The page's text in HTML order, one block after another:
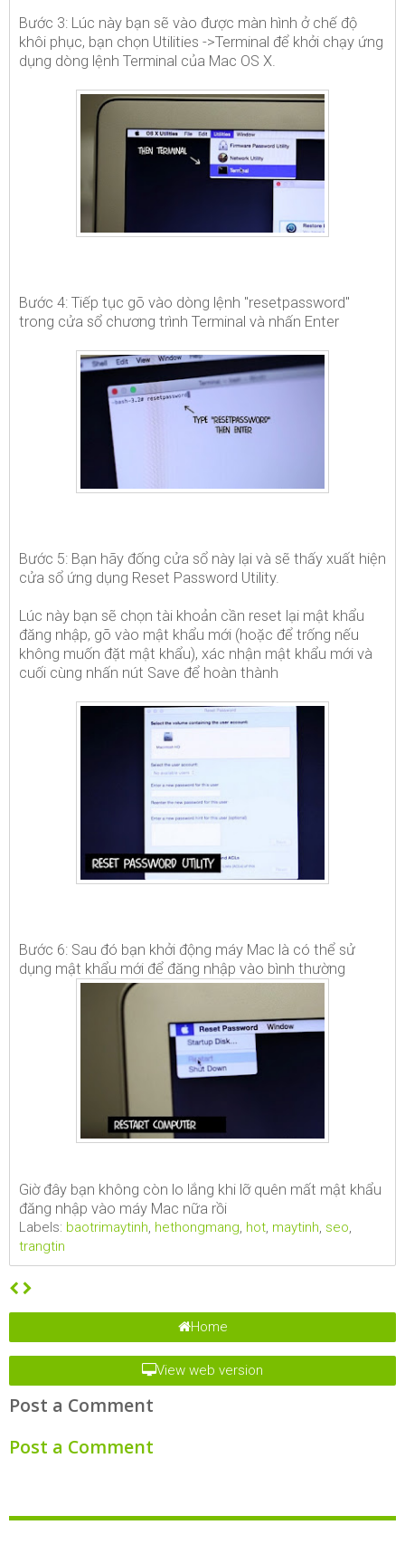
Bước 3: Lúc này bạn sẽ vào được màn hình ở chế độ
khôi phục, bạn chọn Utilities ->Terminal để khởi chạy ứng
dụng dòng lệnh Terminal của Mac OS X.
Bước 4: Tiếp tục gõ vào dòng lệnh "resetpassword"
trong cửa sổ chương trình Terminal và nhấn Enter
Bước 5: Bạn hãy đống cửa sổ này lại và sẽ thấy xuất hiện
cửa sổ ứng dụng Reset Password Utility.
Lúc này bạn sẽ chọn tài khoản cần reset lại mật khẩu
đăng nhập, gõ vào mật khẩu mới (hoặc để trống nếu
không muốn đặt mật khẩu), xác nhận mật khẩu mới và
cuối cùng nhấn nút Save để hoàn thành
Bước 6: Sau đó bạn khởi động máy Mac là có thể sử
dụng mật khẩu mới để đăng nhập vào bình thường
Giờ đây bạn không còn lo lắng khi lỡ quên mất mật khẩu
đăng nhập vào máy Mac nữa rồi
Labels: baotrimaytinh, hethongmang, hot, maytinh, seo,
trangtin
Home
View web version
Post a Comment
Post a Comment